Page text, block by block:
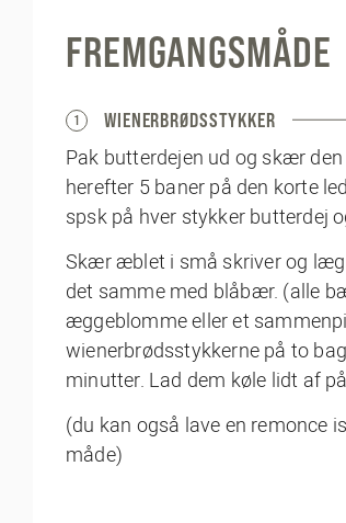
FREMGANGSMÅDE
1 WIENERBRØDSSTYKKER
Pak butterdejen ud og skær
herefter 5 baner på den korte
spsk på hver stykker butterdej
Skær æblet i små skriver og
det samme med blåbær. (alle
æggeblomme eller et
wienerbrødsstykkerne på to
minutter. Lad dem køle lidt af
(du kan også lave en remonce
måde)